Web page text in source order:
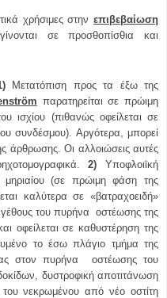
χρήσιμες στηνεπιβεβαίωση
σε προσθοπίσθια και
Μετατόπιση προς τα έξω της
παρατηρείται σε πρώιμη
ισχίου (πιθανώς οφείλεται σε
συνδέσμου). Αργότερα, μπορεί
άρθρωσης. Οι αλλοιώσεις αυτές
2) Υποφλοιϊκή
(σε πρώιμη φάση της
καλύτερα σε «βατραχοειδή»
του πυρήνα οστέωσης της
οφείλεται σε καθυστέρηση της
το έσω πλάγιο τμήμα της
στον πυρήνα οστέωσης του
δυστροφική αποτιτάνωση
νεκρωμένου από νέο οστίτη